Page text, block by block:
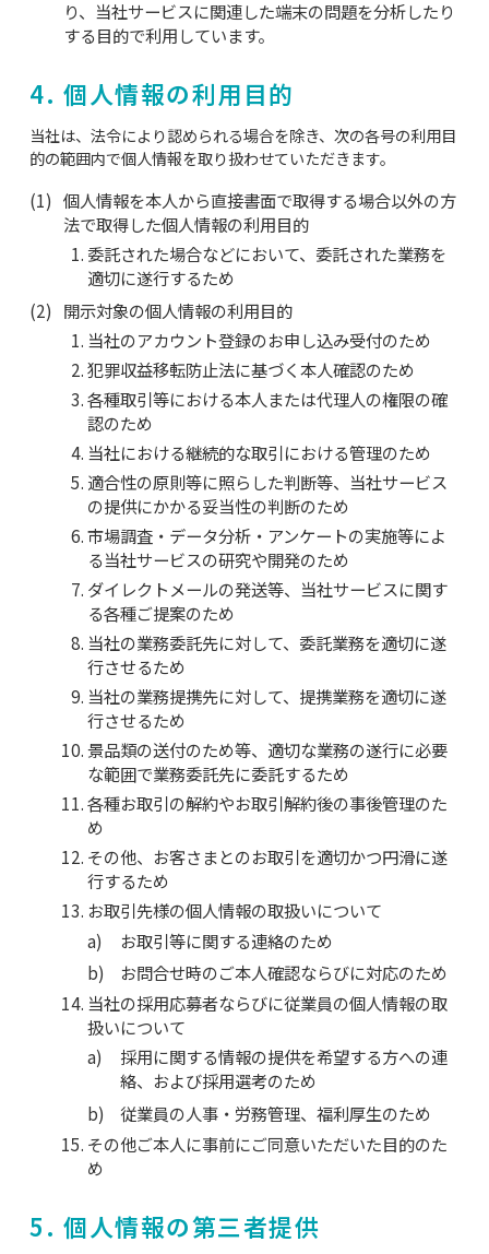
り、当社サービスに関連した端末の問題を分析したり
する目的で利用しています。
4. 個人情報の利用目的
当社は、法令により認められる場合を除き、次の各号の利用目
的の範囲内で個人情報を取り扱わせていただきます。
個人情報を本人から直接書面で取得する場合以外の方
法で取得した個人情報の利用目的
委託された場合などにおいて、委託された業務を
適切に遂行するため
開示対象の個人情報の利用目的
当社のアカウント登録のお申し込み受付のため
犯罪収益移転防止法に基づく本人確認のため
各種取引等における本人または代理人の権限の確
認のため
当社における継続的な取引における管理のため
適合性の原則等に照らした判断等、当社サービス
の提供にかかる妥当性の判断のため
市場調査・データ分析・アンケートの実施等によ
る当社サービスの研究や開発のため
ダイレクトメールの発送等、当社サービスに関す
る各種ご提案のため
当社の業務委託先に対して、委託業務を適切に遂
行させるため
当社の業務提携先に対して、提携業務を適切に遂
行させるため
景品類の送付のため等、適切な業務の遂行に必要
な範囲で業務委託先に委託するため
各種お取引の解約やお取引解約後の事後管理のた
め
その他、お客さまとのお取引を適切かつ円滑に遂
行するため
お取引先様の個人情報の取扱いについて
お取引等に関する連絡のため
お問合せ時のご本人確認ならびに対応のため
当社の採用応募者ならびに従業員の個人情報の取
扱いについて
採用に関する情報の提供を希望する方への連
絡、および採用選考のため
従業員の人事・労務管理、福利厚生のため
その他ご本人に事前にご同意いただいた目的のた
め
5. 個人情報の第三者提供